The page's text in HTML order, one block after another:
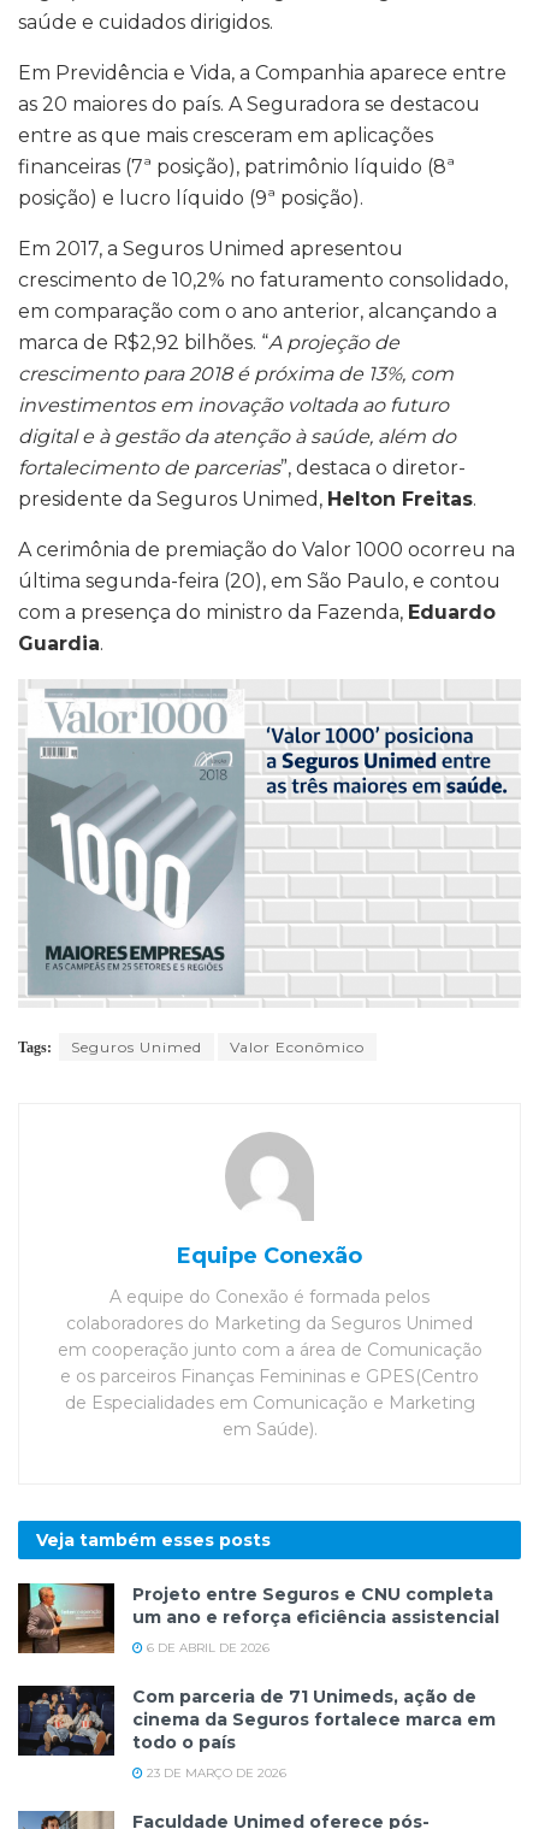
saúde e cuidados dirigidos.
Em Previdência e Vida, a Companhia aparece entre
as 20 maiores do país. A Seguradora se destacou
entre as que mais cresceram em aplicações
financeiras (7ª posição), patrimônio líquido (8ª
posição) e lucro líquido (9ª posição).
Em 2017, a Seguros Unimed apresentou
crescimento de 10,2% no faturamento consolidado,
em comparação com o ano anterior, alcançando a
marca de R$2,92 bilhões. “A projeção de
crescimento para 2018 é próxima de 13%, com
investimentos em inovação voltada ao futuro
digital e à gestão da atenção à saúde, além do
fortalecimento de parcerias”, destaca o diretor-
presidente da Seguros Unimed, Helton Freitas.
A cerimônia de premiação do Valor 1000 ocorreu na
última segunda-feira (20), em São Paulo, e contou
com a presença do ministro da Fazenda, Eduardo
Guardia.
Tags: Seguros Unimed Valor Econômico
Equipe Conexão
A equipe do Conexão é formada pelos
colaboradores do Marketing da Seguros Unimed
em cooperação junto com a área de Comunicação
e os parceiros Finanças Femininas e GPES(Centro
de Especialidades em Comunicação e Marketing
em Saúde).
Veja também esses posts
Projeto entre Seguros e CNU completa
um ano e reforça eficiência assistencial
6 DE ABRIL DE 2026
Com parceria de 71 Unimeds, ação de
cinema da Seguros fortalece marca em
todo o país
23 DE MARÇO DE 2026
Faculdade Unimed oferece pós-